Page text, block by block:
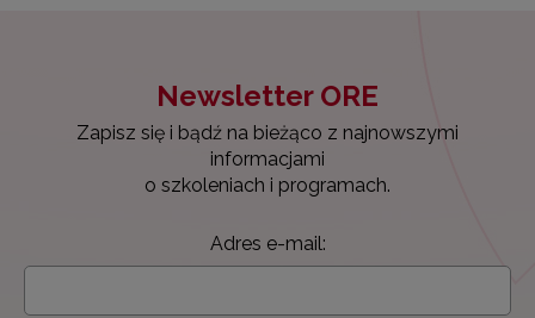
Newsletter ORE
Zapisz się i bądź na bieżąco z najnowszymi
informacjami
o szkoleniach i programach.
Adres e-mail: